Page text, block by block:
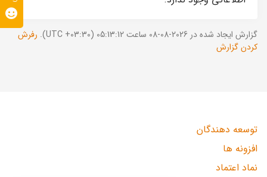
گزارش ایجاد شده در 2026-08-08 ساعت 05:13:12 (UTC +03:30).
رفرش
کردن گزارش
توسعه دهندگان
افزونه ها
نماد اعتماد